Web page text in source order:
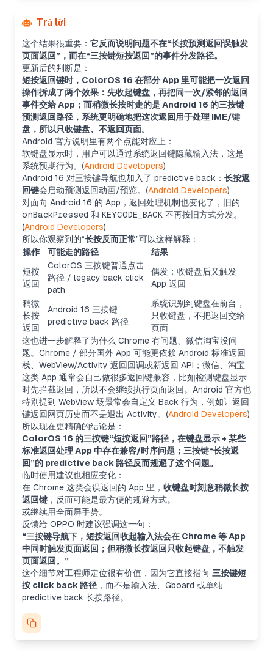
Trả lời
这个结果很重要： 它反而说明问题不在“长按预测返回误触发
页面返回”，而在“三按键短按返回”的事件分发路径。
更新后的判断是：
短按返回键时，ColorOS 16 在部分 App 里可能把一次返回
操作拆成了两个效果：先收起键盘，再把同一次/紧邻的返回
事件交给 App；而稍微长按时走的是 Android 16 的三按键
预测返回路径，系统更明确地把这次返回用于处理 IME/键
盘，所以只收键盘、不返回页面。
Android 官方说明里有两个点能对应上：
软键盘显示时，用户可以通过系统返回键隐藏输入法，这是
系统预期行为。(Android Developers)
Android 16 对三按键导航也加入了 predictive back： 长按返
回键会启动预测返回动画/预览。(Android Developers)
对面向 Android 16 的 App，返回处理机制也变化了，旧的
onBackPressed 和 KEYCODE_BACK 不再按旧方式分发。
(Android Developers)
所以你观察到的“长按反而正常”可以这样解释：
操作
可能走的路径
结果
短按
返回
ColorOS 三按键普通点击
路径 / legacy back click
path
偶发：收键盘后又触发
App 返回
稍微
长按
返回
Android 16 三按键
predictive back 路径
系统识别到键盘在前台，
只收键盘，不把返回交给
页面
这也进一步解释了为什么 Chrome 有问题、微信淘宝没问
题。Chrome / 部分国外 App 可能更依赖 Android 标准返回
栈、WebView/Activity 返回回调或新返回 API；微信、淘宝
这类 App 通常会自己做很多返回键兼容，比如检测键盘显示
时先拦截返回，所以不会继续执行页面返回。Android 官方也
特别提到 WebView 场景常会自定义 Back 行为，例如让返回
键返回网页历史而不是退出 Activity。(Android Developers)
所以现在更精确的结论是：
ColorOS 16 的三按键“短按返回”路径，在键盘显示 + 某些
标准返回处理 App 中存在兼容/时序问题；三按键“长按返
回”的 predictive back 路径反而规避了这个问题。
临时使用建议也相应变化：
在 Chrome 这类会误返回的 App 里， 收键盘时刻意稍微长按
返回键 ，反而可能是最方便的规避方式。
或继续用全面屏手势。
反馈给 OPPO 时建议强调这一句：
“三按键导航下，短按返回收起输入法会在 Chrome 等 App
中同时触发页面返回；但稍微长按返回只收起键盘，不触发
页面返回。”
这个细节对工程师定位很有价值，因为它直接指向 三按键短
按 click back 路径 ，而不是输入法、Gboard 或单纯
predictive back 长按路径。